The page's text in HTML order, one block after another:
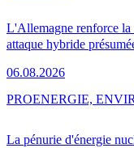
L'Allemagne renforce la
attaque hybride
06.08.2026
La pénurie d'énergie
PROENERGIE,